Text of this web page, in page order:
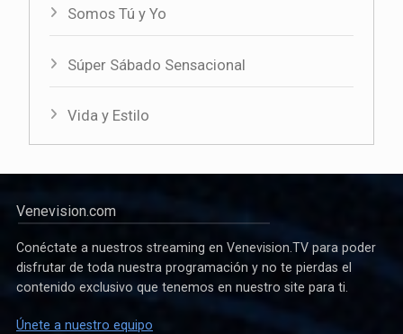
Somos Tú y Yo
Súper Sábado Sensacional
Vida y Estilo
Venevision.com
Conéctate a nuestros streaming en Venevision.TV para poder
disfrutar de toda nuestra programación y no te pierdas el
contenido exclusivo que tenemos en nuestro site para ti.
Únete a nuestro equipo